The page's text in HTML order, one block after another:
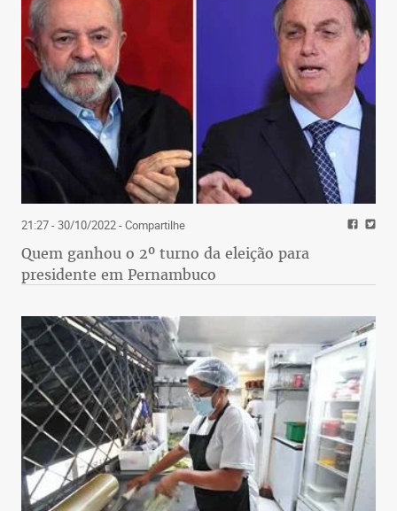
21:27 - 30/10/2022- Compartilhe
Quem ganhou o 2º turno da eleição para
presidente em Pernambuco